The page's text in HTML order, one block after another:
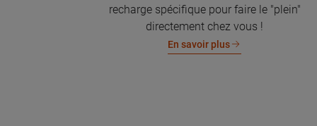
recharge spécifique pour faire le "plein"
directement chez vous !
En savoir plus